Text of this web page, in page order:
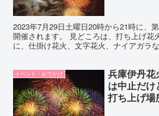
2023年7月29日土曜日20時から21時に、
開催されます。 見どころは、打ち上げ花
に、仕掛け花火、文字花火、ナイアガラ
イベント・おでかけ
兵庫伊丹花
は中止だ
打ち上げ場